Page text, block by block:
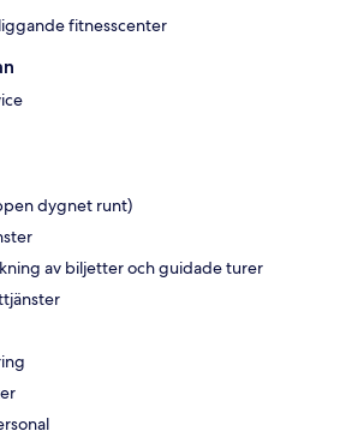
fitnesscenter
dygnet runt)
av biljetter och guidade turer